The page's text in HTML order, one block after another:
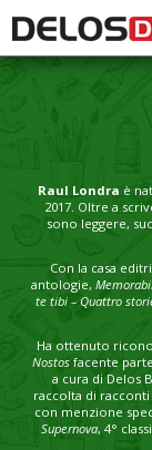
Raul Londra è
2017. Oltre a
sono leggere,
Con la casa
antologie,
te tibi – Quattro
Ha ottenuto
Nostos facente
a cura di Delos
raccolta di racconti
con menzione
Supernova, 4°